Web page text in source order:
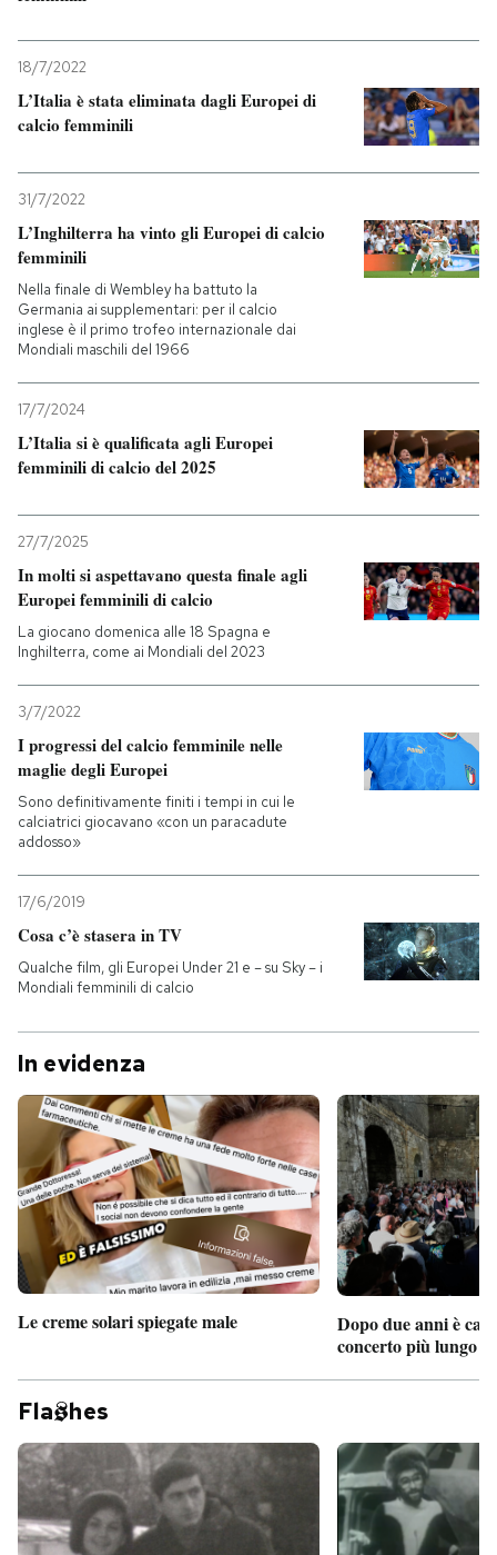
18/7/2022
L’Italia è stata eliminata dagli Europei di
calcio femminili
31/7/2022
L’Inghilterra ha vinto gli Europei di calcio
femminili
Nella finale di Wembley ha battuto la
Germania ai supplementari: per il calcio
inglese è il primo trofeo internazionale dai
Mondiali maschili del 1966
17/7/2024
L’Italia si è qualificata agli Europei
femminili di calcio del 2025
27/7/2025
In molti si aspettavano questa finale agli
Europei femminili di calcio
La giocano domenica alle 18 Spagna e
Inghilterra, come ai Mondiali del 2023
3/7/2022
I progressi del calcio femminile nelle
maglie degli Europei
Sono definitivamente finiti i tempi in cui le
calciatrici giocavano «con un paracadute
addosso»
17/6/2019
Cosa c’è stasera in TV
Qualche film, gli Europei Under 21 e – su Sky – i
Mondiali femminili di calcio
In evidenza
Le creme solari spiegate male
Dopo due anni è
concerto più lungo
Fla hes